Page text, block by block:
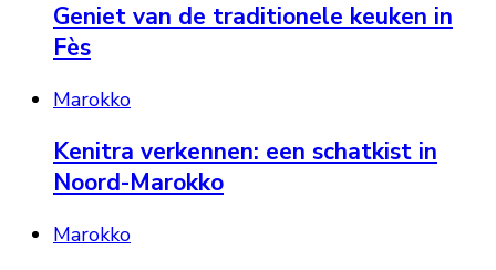
Geniet van de traditionele keuken in
Fès
Marokko
Kenitra verkennen: een schatkist in
Noord-Marokko
Marokko